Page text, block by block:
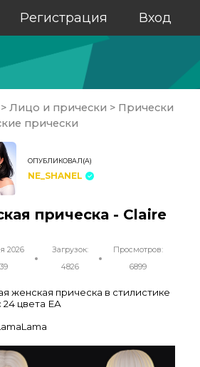
Регистрация Вход
> Лицо и прически > Прически
прически
ОПУБЛИКОВАЛ(А)
NE_SHANEL
прическа - Claire
2026
Загрузок:
4826
Просмотров:
6899
женская прическа в стилистике
цвета ЕА